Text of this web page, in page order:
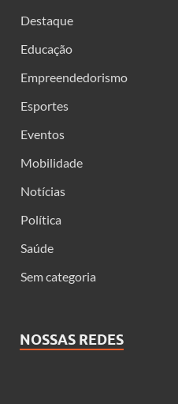
Destaque
Educação
Empreendedorismo
Esportes
Eventos
Mobilidade
Notícias
Política
Saúde
Sem categoria
NOSSAS REDES